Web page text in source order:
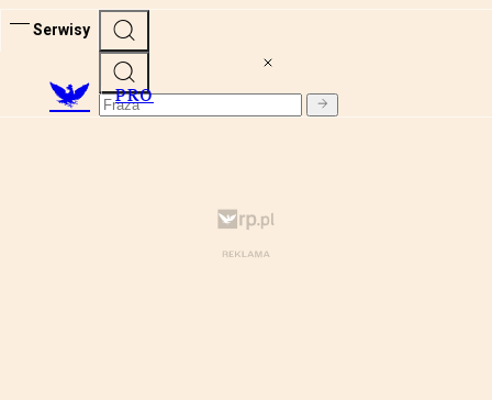
Serwisy
PRO